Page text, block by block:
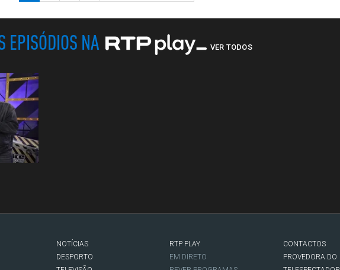
EPISÓDIOS NA VER TODOS
NOTÍCIAS
DESPORTO
RTP PLAY
EM DIRETO
CONTACTOS
PROVEDORA DO